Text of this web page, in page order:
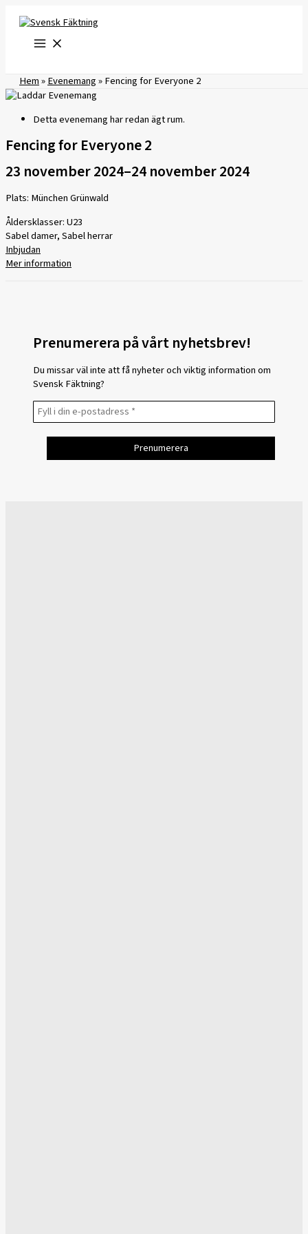
innehåll
Hem»Evenemang»Fencing for Everyone 2
Detta evenemang har redan ägt rum.
Fencing for Everyone 2
23 november 2024–24 november 2024
Plats: München Grünwald
Åldersklasser: U23
Sabel damer, Sabel herrar
Inbjudan
Mer information
Prenumerera på vårt nyhetsbrev!
Du missar väl inte att få nyheter och viktig information om
Svensk Fäktning?